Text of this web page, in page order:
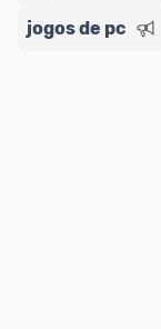
jogos de pc